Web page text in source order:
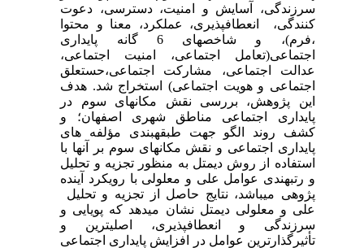
سرزندگی، آسایش و امنیت، دسترسی، دعوت
کنندگی، انعطافپذیری، عملکرد، معنا و محتوا
،فرم)، و شاخص
های 6 گانه پایداری
اجتماعی(تعامل اجتماعی، امنیت اجتماعی،
عدالت اجتماعی، مشارکت اجتماعی،حستعلق
اجتماعی و هویت اجتماعی) استخراج شد. هدف
این پژوهش، بررسی نقش مکانهای سوم در
پایداری اجتماعی مناطق شهری اصفهان؛ و
کشف روند الگو جهت طبقهبندی مؤلفه های
پایداری اجتماعی و نقش مکانهای سوم بر آنها با
استفاده از روش دیمتل به منظور تجزیه و تحلیل
و رتبهندی عوامل علی و معلولی با رویکرد آینده
پژوهی می­باشد، نتایج حاصل از تجزیه و تحلیل
علی و معلولی دیمتل نشان میدهد که پویایی و
سرزندگی و انعطافپذیری، اصلیترین و
تأثیرگذارترین عوامل در افزایش پایداری اجتماعی